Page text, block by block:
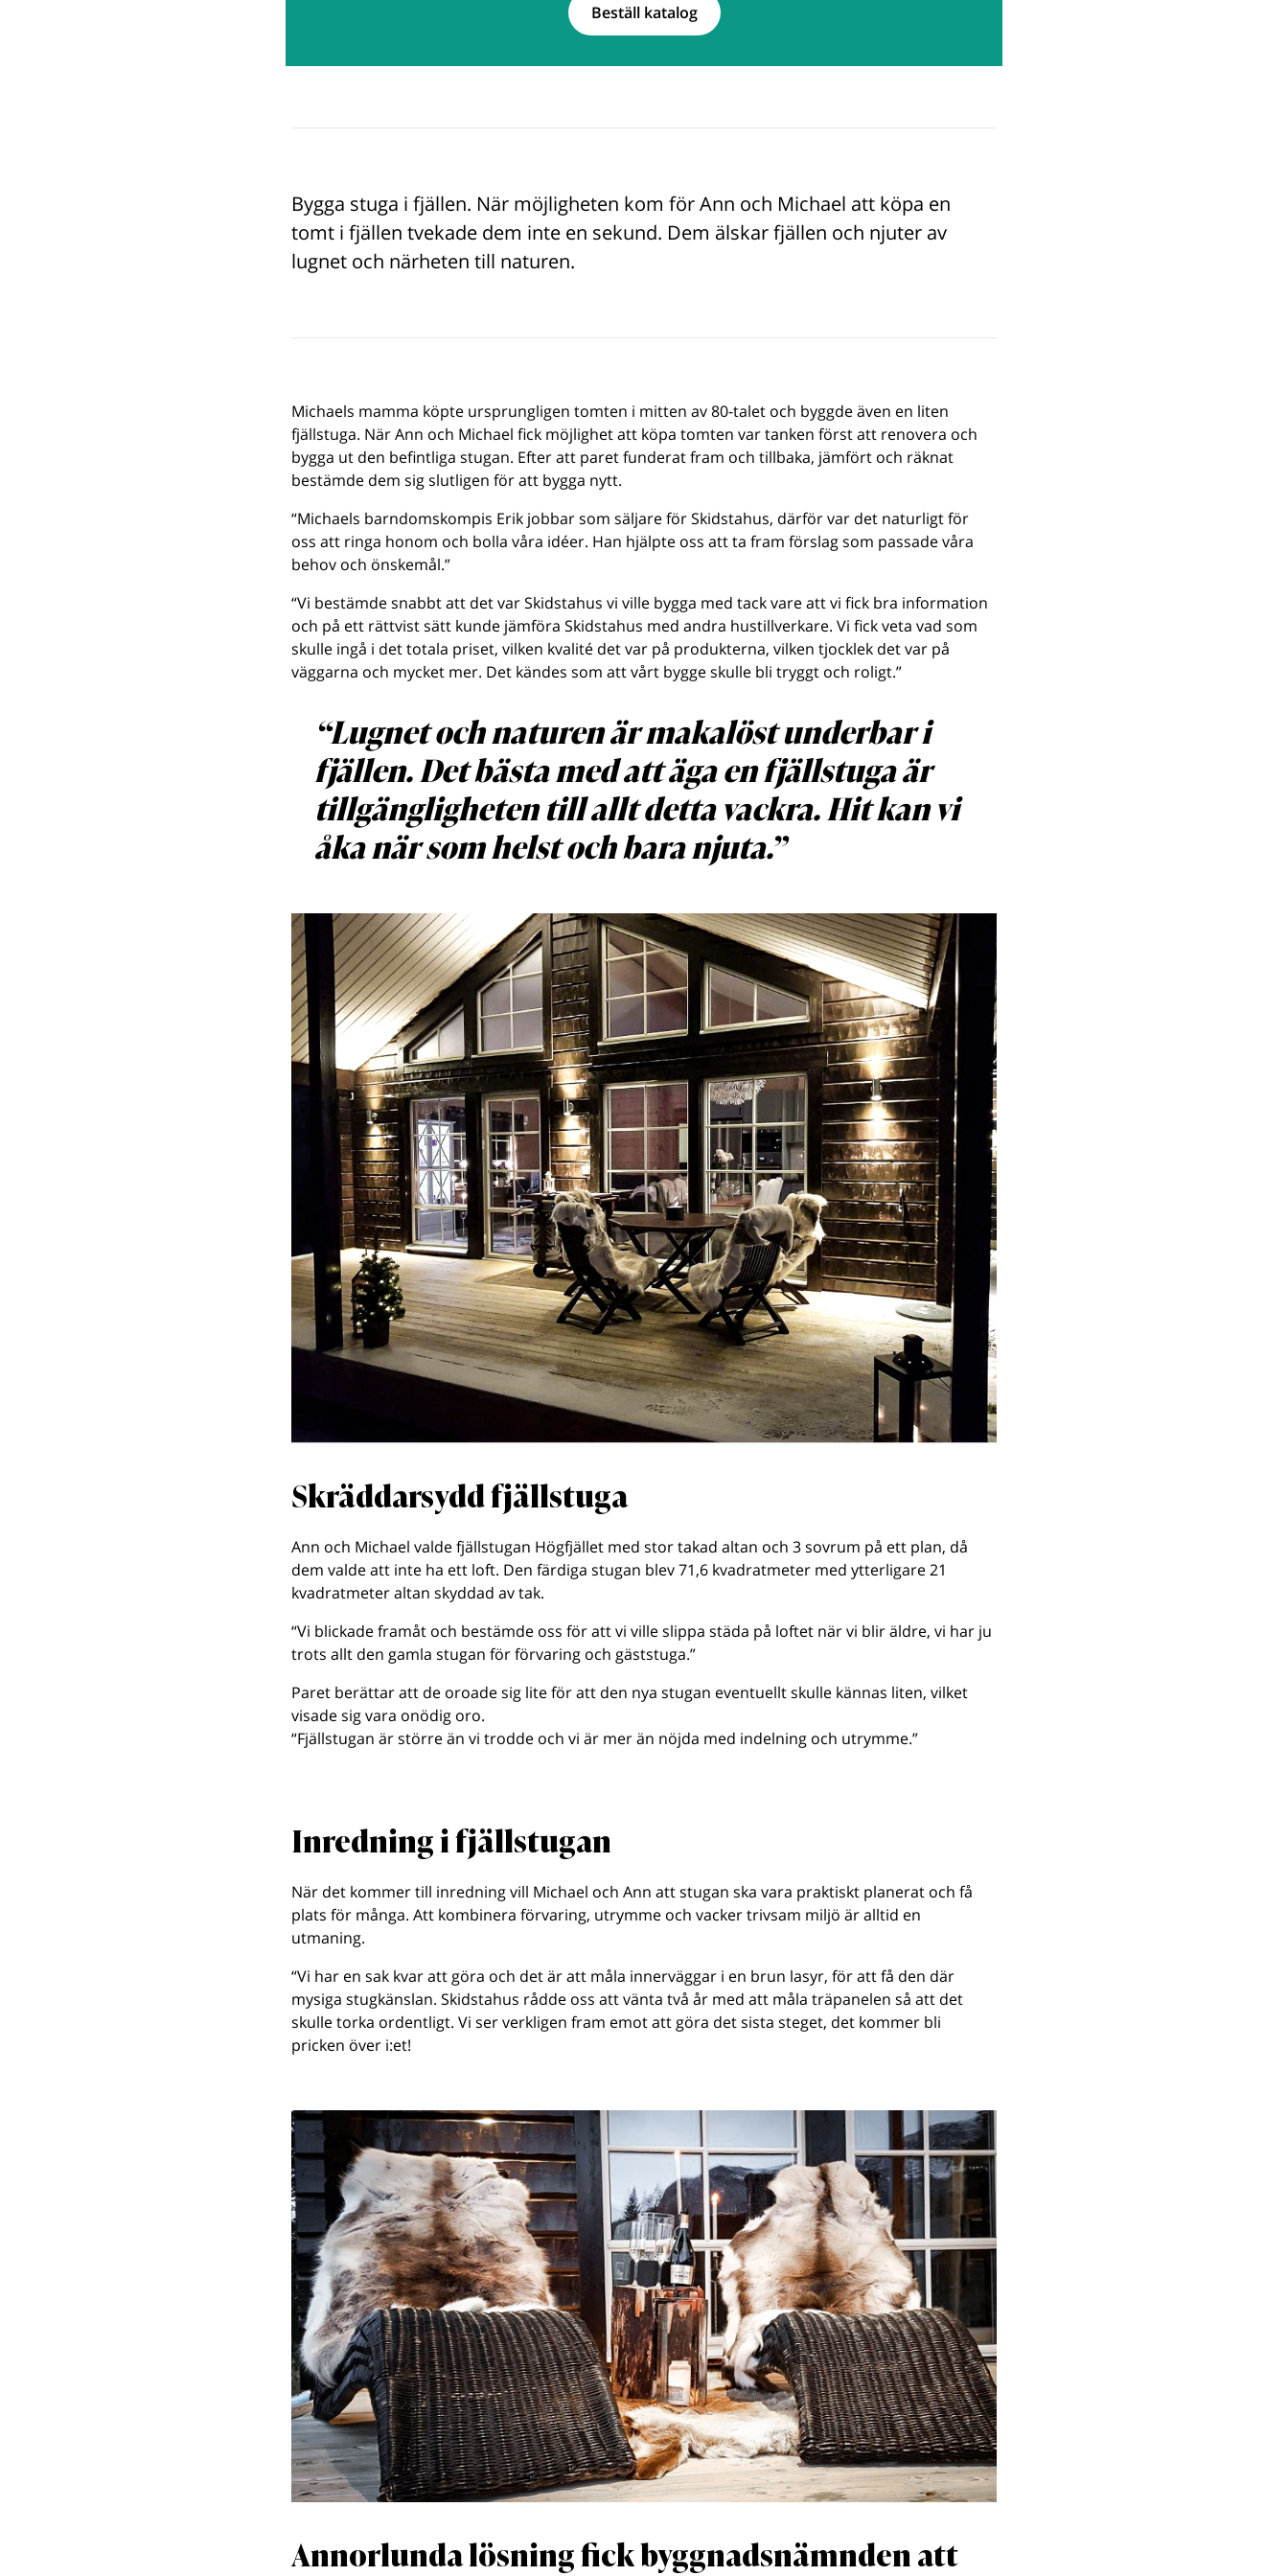
Beställ katalog
Bygga stuga i fjällen. När möjligheten kom för Ann och Michael att köpa en
tomt i fjällen tvekade dem inte en sekund. Dem älskar fjällen och njuter av
lugnet och närheten till naturen.
Michaels mamma köpte ursprungligen tomten i mitten av 80-talet och byggde även en liten
fjällstuga. När Ann och Michael fick möjlighet att köpa tomten var tanken först att renovera och
bygga ut den befintliga stugan. Efter att paret funderat fram och tillbaka, jämfört och räknat
bestämde dem sig slutligen för att bygga nytt.
“Michaels barndomskompis Erik jobbar som säljare för Skidstahus, därför var det naturligt för
oss att ringa honom och bolla våra idéer. Han hjälpte oss att ta fram förslag som passade våra
behov och önskemål.”
“Vi bestämde snabbt att det var Skidstahus vi ville bygga med tack vare att vi fick bra information
och på ett rättvist sätt kunde jämföra Skidstahus med andra hustillverkare. Vi fick veta vad som
skulle ingå i det totala priset, vilken kvalité det var på produkterna, vilken tjocklek det var på
väggarna och mycket mer. Det kändes som att vårt bygge skulle bli tryggt och roligt.”
“Lugnet och naturen är makalöst underbar i
fjällen. Det bästa med att äga en fjällstuga är
tillgängligheten till allt detta vackra. Hit kan vi
åka när som helst och bara njuta.”
Skräddarsydd fjällstuga
Ann och Michael valde fjällstugan Högfjället med stor takad altan och 3 sovrum på ett plan, då
dem valde att inte ha ett loft. Den färdiga stugan blev 71,6 kvadratmeter med ytterligare 21
kvadratmeter altan skyddad av tak.
“Vi blickade framåt och bestämde oss för att vi ville slippa städa på loftet när vi blir äldre, vi har ju
trots allt den gamla stugan för förvaring och gäststuga.”
Paret berättar att de oroade sig lite för att den nya stugan eventuellt skulle kännas liten, vilket
visade sig vara onödig oro.
“Fjällstugan är större än vi trodde och vi är mer än nöjda med indelning och utrymme.”
Inredning i fjällstugan
När det kommer till inredning vill Michael och Ann att stugan ska vara praktiskt planerat och få
plats för många. Att kombinera förvaring, utrymme och vacker trivsam miljö är alltid en
utmaning.
“Vi har en sak kvar att göra och det är att måla innerväggar i en brun lasyr, för att få den där
mysiga stugkänslan. Skidstahus rådde oss att vänta två år med att måla träpanelen så att det
skulle torka ordentligt. Vi ser verkligen fram emot att göra det sista steget, det kommer bli
pricken över i:et!
Annorlunda lösning fick byggnadsnämnden att